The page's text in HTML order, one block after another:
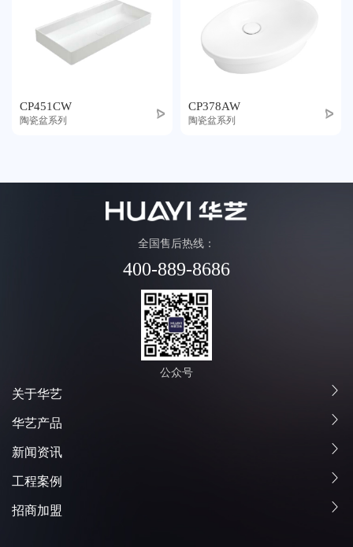
CP451CW
陶瓷盆系列
CP378AW
陶瓷盆系列
全国售后热线：
400-889-8686
公众号
关于华艺
华艺产品
新闻资讯
工程案例
招商加盟